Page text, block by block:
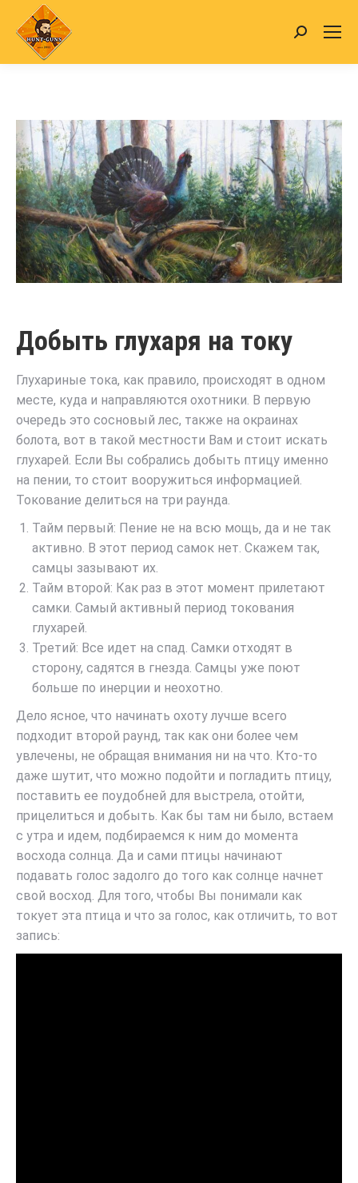
Search:
Добыть глухаря на току
Глухариные тока, как правило, происходят в одном
месте, куда и направляются охотники. В первую
очередь это сосновый лес, также на окраинах
болота, вот в такой местности Вам и стоит искать
глухарей. Если Вы собрались добыть птицу именно
на пении, то стоит вооружиться информацией.
Токование делиться на три раунда.
Тайм первый: Пение не на всю мощь, да и не так
активно. В этот период самок нет. Скажем так,
самцы зазывают их.
Тайм второй: Как раз в этот момент прилетают
самки. Самый активный период токования
глухарей.
Третий: Все идет на спад. Самки отходят в
сторону, садятся в гнезда. Самцы уже поют
больше по инерции и неохотно.
Дело ясное, что начинать охоту лучше всего
подходит второй раунд, так как они более чем
увлечены, не обращая внимания ни на что. Кто-то
даже шутит, что можно подойти и погладить птицу,
поставить ее поудобней для выстрела, отойти,
прицелиться и добыть. Как бы там ни было, встаем
с утра и идем, подбираемся к ним до момента
восхода солнца. Да и сами птицы начинают
подавать голос задолго до того как солнце начнет
свой восход. Для того, чтобы Вы понимали как
токует эта птица и что за голос, как отличить, то вот
запись: